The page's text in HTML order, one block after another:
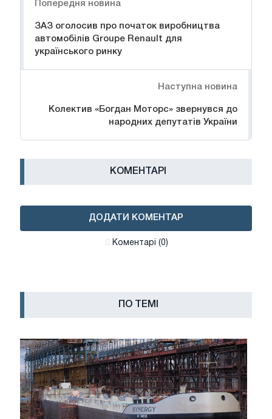
Попередня новина
ЗАЗ оголосив про початок виробництва
автомобілів Groupe Renault для
українського ринку
Наступна новина
Колектив «Богдан Моторс» звернувся до
народних депутатів України
КОМЕНТАРІ
ДОДАТИ КОМЕНТАР
Коментарі (0)
ПО ТЕМІ